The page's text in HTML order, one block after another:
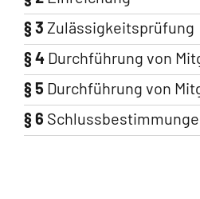
§ 3 Zulässigkeitsprüfung
§ 4 Durchführung von
§ 5 Durchführung von
§ 6